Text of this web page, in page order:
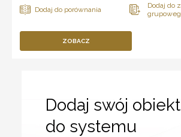
ZOBACZ
Dodaj swój obiekt
do systemu